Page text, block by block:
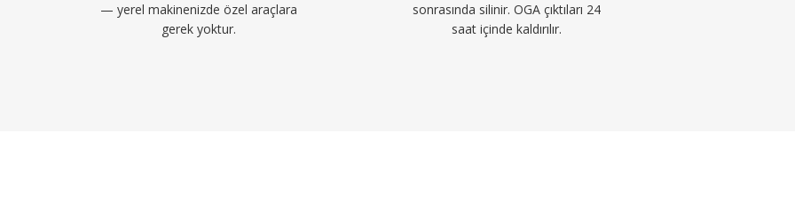
— yerel makinenizde özel araçlara
gerek yoktur.
sonrasında silinir. OGA çıktıları 24
saat içinde kaldırılır.